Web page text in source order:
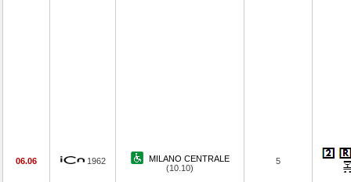
06.06 1962
MILANO CENTRALE
(10.10)
5